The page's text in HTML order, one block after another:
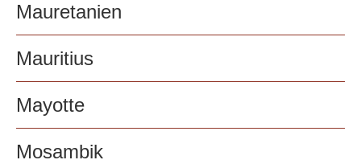
Mauretanien
Mauritius
Mayotte
Mosambik